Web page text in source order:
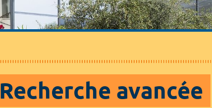
Recherche avancée